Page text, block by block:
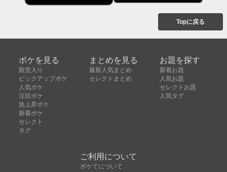
Topに戻る
ボケを見る
殿堂入り
ピックアップボケ
人気ボケ
注目ボケ
急上昇ボケ
新着ボケ
セレクト
タグ
まとめを見る
最新人気まとめ
セレクトまとめ
お題を探す
新着お題
人気お題
セレクトお題
人気タグ
ご利用について
ボケてについて